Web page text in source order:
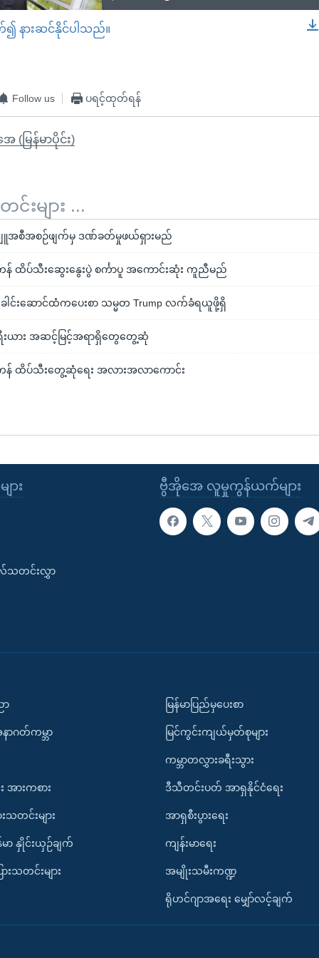
၍ နားဆင်နိုင်ပါသည်။
Follow us ပရင့်ထုတ်ရန်
(မြန်မာပိုင်း)
များ ...
ျူအစီအစဉ်ဖျက်မှ ဒဏ်ခတ်မှုဖယ်ရှားမည်
န် ထိပ်သီးဆွေးနွေးပွဲ စင်္ကာပူ အကောင်းဆုံး ကူညီမည်
ေါင်းဆောင်ထံကပေးစာ သမ္မတ Trump လက်ခံရယူဖို့ရှိ
းယား အဆင့်မြင့်အရာရှိတွေတွေ့ဆုံ
န် ထိပ်သီးတွေ့ဆုံရေး အလားအလာကောင်း
ဗွီအိုအေ လူမှုကွန်ယက်များ
ား
လ်သတင်းလွှာ
ာ
ာဂတ်ကမ္ဘာ
ားကစား
တင်းများ
မာ နှိုင်းယှဉ်ချက်
ားသတင်းများ
မြန်မာပြည်မှပေးစာ
မြင်ကွင်းကျယ်မှတ်စုများ
ကမ္ဘာတလွှားခရီးသွား
ဒီသီတင်းပတ် အာရှနိုင်ငံရေး
အာရှစီးပွားရေး
ကျန်းမာရေး
အမျိုးသမီးကဏ္ဍ
ရိုဟင်ဂျာအရေး မျှော်လင့်ချက်